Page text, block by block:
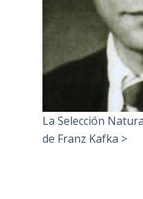
La Selección
de Franz Kafka >